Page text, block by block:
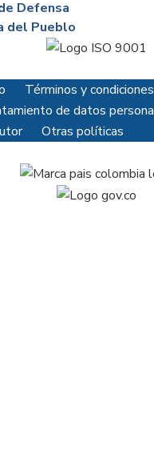
Defensa
del Pueblo
Términos y condiciones
de datos
Otras políticas